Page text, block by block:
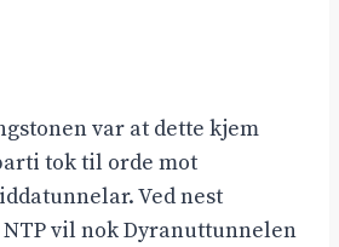
var at dette kjem
tok til orde mot
Ved nest
vil nok Dyranuttunnelen